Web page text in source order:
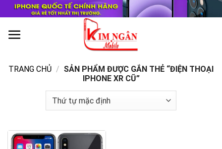
Skip
to
content
TRANG CHỦ / SẢN PHẨM ĐƯỢC GẮN THẺ “ĐIỆN THOẠI
IPHONE XR CŨ”